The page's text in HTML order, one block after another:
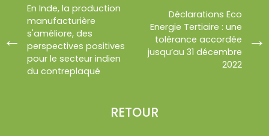
En Inde, la production
manufacturière
s'améliore, des
perspectives positives
pour le secteur indien
du contreplaqué
RETOUR
Déclarations Eco
Energie Tertiaire : une
tolérance accordée
jusqu’au 31 décembre
2022